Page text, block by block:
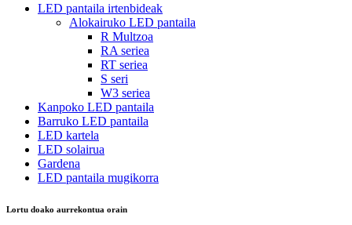
LED pantaila irtenbideak
Alokairuko LED pantaila
R Multzoa
RA seriea
RT seriea
S seri
W3 seriea
Kanpoko LED pantaila
Barruko LED pantaila
LED kartela
LED solairua
Gardena
LED pantaila mugikorra
Lortu doako aurrekontua orain